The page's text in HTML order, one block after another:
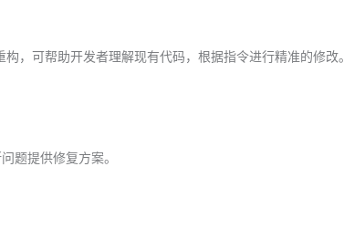
，可帮助开发者理解现有代码，根据指令进行精准的修改。
题提供修复方案。